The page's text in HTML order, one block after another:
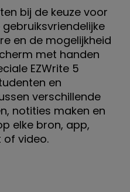
bij de keuze voor
en de mogelijkheid
met handen
EZWrite 5
en
verschillende
notities maken en
elke bron, app,
video.